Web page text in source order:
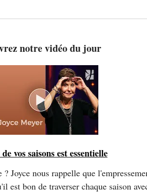
notre vidéo du jour
vos saisons est essentielle
Joyce nous rappelle que
est bon de traverser chaque saison